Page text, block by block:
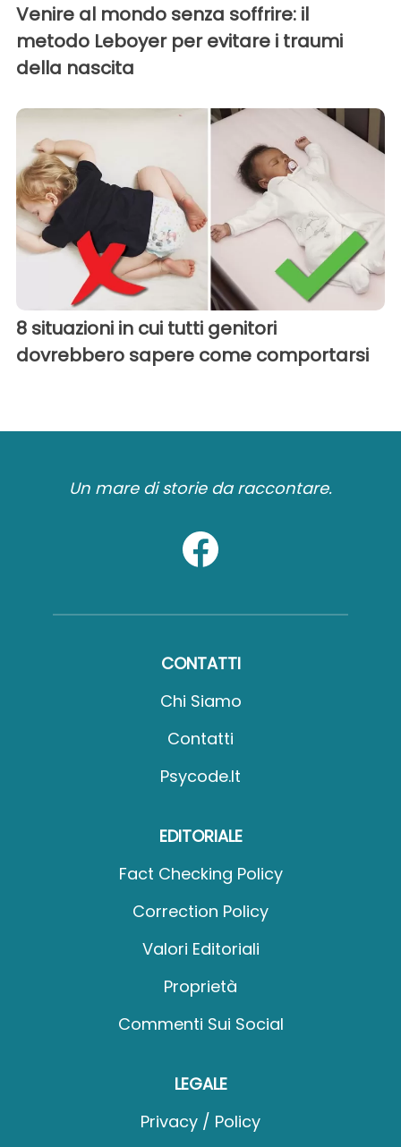
Venire al mondo senza soffrire: il
metodo Leboyer per evitare i traumi
della nascita
8 situazioni in cui tutti genitori
dovrebbero sapere come comportarsi
Un mare di storie da raccontare.
CONTATTI
Chi Siamo
Contatti
Psycode.it
EDITORIALE
Fact Checking Policy
Correction Policy
Valori Editoriali
Proprietà
Commenti Sui Social
LEGALE
Privacy / Policy